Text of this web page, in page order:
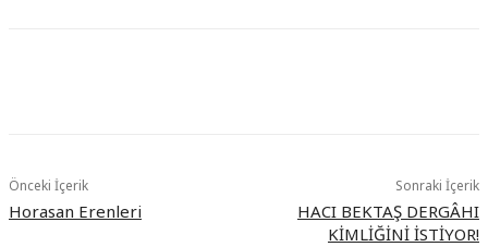
Önceki İçerik
Horasan Erenleri
Sonraki İçerik
HACI BEKTAŞ DERGÂHI
KİMLİĞİNİ İSTİYOR!